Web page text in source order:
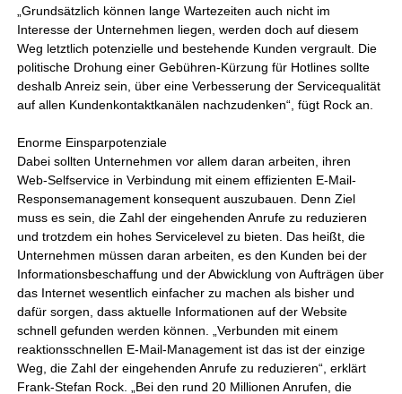
„Grundsätzlich können lange Wartezeiten auch nicht im
Interesse der Unternehmen liegen, werden doch auf diesem
Weg letztlich potenzielle und bestehende Kunden vergrault. Die
politische Drohung einer Gebühren-Kürzung für Hotlines sollte
deshalb Anreiz sein, über eine Verbesserung der Servicequalität
auf allen Kundenkontaktkanälen nachzudenken“, fügt Rock an.
Enorme Einsparpotenziale
Dabei sollten Unternehmen vor allem daran arbeiten, ihren
Web-Selfservice in Verbindung mit einem effizienten E-Mail-
Responsemanagement konsequent auszubauen. Denn Ziel
muss es sein, die Zahl der eingehenden Anrufe zu reduzieren
und trotzdem ein hohes Servicelevel zu bieten. Das heißt, die
Unternehmen müssen daran arbeiten, es den Kunden bei der
Informationsbeschaffung und der Abwicklung von Aufträgen über
das Internet wesentlich einfacher zu machen als bisher und
dafür sorgen, dass aktuelle Informationen auf der Website
schnell gefunden werden können. „Verbunden mit einem
reaktionsschnellen E-Mail-Management ist das ist der einzige
Weg, die Zahl der eingehenden Anrufe zu reduzieren“, erklärt
Frank-Stefan Rock. „Bei den rund 20 Millionen Anrufen, die